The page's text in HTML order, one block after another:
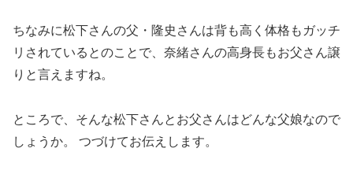
ちなみに松下さんの父・隆史さんは背も高く体格もガッチ
リされているとのことで、奈緒さんの高身長もお父さん譲
りと言えますね。
ところで、そんな松下さんとお父さんはどんな父娘なので
しょうか。 つづけてお伝えします。